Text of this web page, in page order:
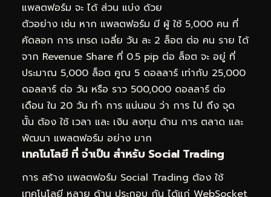
แพลตฟอร์ม จะ ได้ ส่วน แบ่ง ด้วย
ตัวอย่าง เช่น หาก แพลตฟอร์ม มี ผู้ ใช้ 5,000 คน ที่
คัดลอก การ เทรด เฉลี่ย วัน ละ 2 ล็อต ต่อ คน ราย ได้
จาก Revenue Share ที่ 0.5 pip ต่อ ล็อต จะ อยู่ ที่
ประมาณ 5,000 ล็อต คูณ 5 ดอลลาร์ เท่ากับ 25,000
ดอลลาร์ ต่อ วัน หรือ ราว 500,000 ดอลลาร์ ต่อ
เดือน ใน 20 วัน ทำ การ แน่นอน ว่า การ ไป ถึง จุด
นั้น ต้อง ใช้ เวลา และ เงิน ลงทุน ด้าน การ ตลาด และ
พัฒนา แพลตฟอร์ม อย่าง มาก
เทคโนโลยี ที่ จำเป็น สำหรับ Social Trading
การ สร้าง แพลตฟอร์ม Social Trading ต้อง ใช้